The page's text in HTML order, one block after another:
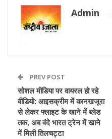
Admin
PREV POST
सोशल मीडिया पर वायरल हो रहे
वीडियो: आइसक्रीम में कानखजूरा
से लेकर फ्लाइट के खाने में ब्लेड
तक, अब वंदे भारत ट्रेन में खाने
में मिली तिलचट्टा